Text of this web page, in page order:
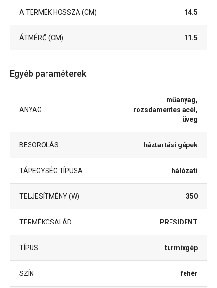
A TERMÉK HOSSZA (CM) 14.5
ÁTMÉRŐ (CM) 11.5
Egyéb paraméterek
ANYAG
műanyag,
rozsdamentes acél,
üveg
BESOROLÁS háztartási gépek
TÁPEGYSÉG TÍPUSA hálózati
TELJESÍTMÉNY (W) 350
TERMÉKCSALÁD PRESIDENT
TÍPUS turmixgép
SZÍN fehér